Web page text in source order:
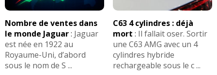
Nombre de ventes dans
le monde Jaguar: Jaguar
est née en 1922 au
Royaume-Uni, d’abord
sous le nom de S ...
C63 4 cylindres : déjà
mort : Il fallait oser. Sortir
une C63 AMG avec un 4
cylindres hybride
rechargeable sous le c ...